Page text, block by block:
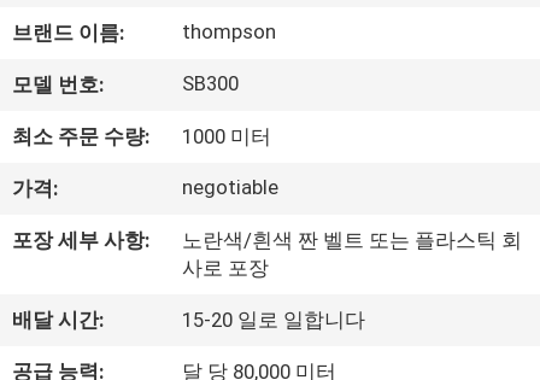
회
사
소
공
장
브랜드 이름: thompson
모델 번호: SB300
최소 주문 수량: 1000 미터
가격: negotiable
포장 세부 사항:
노란색/흰색 짠 벨트 또는 플라스틱 회
사로 포장
배달 시간: 15-20 일로 일합니다
공급 능력: 달 당 80,000 미터